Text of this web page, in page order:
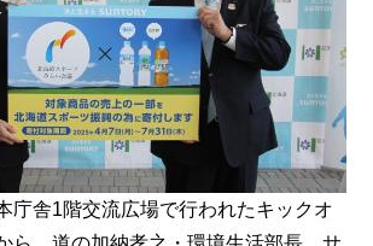
庁舎1階交流広場で行われたキックオ